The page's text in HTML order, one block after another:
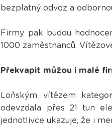
bezplatný odvoz a
Firmy pak budou
1000 zaměstnanců.
Překvapit můžou i malé
Loňským vítězem
odevzdala přes 21 tun
jednotlivce ukazuje, že i